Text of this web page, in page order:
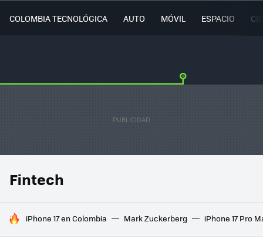
COLOMBIA TECNOLÓGICA AUTO MÓVIL ESPACIO
Fintech
HOY SE HABLA DE
iPhone 17 en Colombia Mark Zuckerberg iPhone 17 Pro